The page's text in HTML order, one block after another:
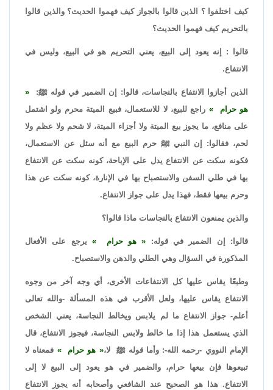
كيف اختلفوا ؟ الذين قالوا بالجواز كيف فهموا الحديث؟ والذين قالوا
بالتحريم كيف فهموا الحديث؟
قالوا : إنه يعود إلى البيع، يعني التحريم هو في البيع، وليس في
الانتفاع.
الذين أجازوا الانتفاع بالنجاسات، قالوا: إن الضمير في قوله ﷺ:
هو حرام
راجع للبيع، لا للاستعمال، فبيع الميتة محرم ولو اشتمل
على منافع، ما يجوز بيع الميتة ولا أجزاء الميتة، لا شحم ولا عظم ولا
لحم، فقالوا: إن النبي ﷺ حرم البيع مع أنه سئل عن الاستعمال،
فكونه سكت عن الانتفاع يدل على الإباحة، كونه سكت عن الانتفاع
بها في طلي السفن والاستصباح بها في الإنارة، كونه سكت عن هذا
وحرم بيعها فقط، فهذا يدل على جواز الانتفاع.
والذين يمنعون الانتفاع بالنجاسات ماذا قالوا؟
قالوا: إن الضمير في قوله: هو حرام
يرجع على الأفعال
المذكورة في السؤال وهي الطلي والدهن والاستصباح.
وطبعًا يقاس عليها كل الانتفاعات الأخرى، أي وجه آخر من وجوه
الانتفاع يقاس عليها، ولعل الأقرب في هذه المسألة -والله تعالى
أعلم- جواز الانتفاع ما لم يلابس ويخالط النجاسة، يعني الشخص
الذي يستعمل هذا إذا ما خالط ولابس النجاسة، فيجوز الانتفاع، قال
الإمام النووي -رحمه الله-: وأما قوله ﷺ لا،
هو حرام
فمعناه لا
تبيعوها فإن بيعها حرام، والضمير في هو يعود إلى البيع لا إلى
الانتفاع. هذا هو الصحيح عند الشافعي وأصحابه أنه يجوز الانتفاع